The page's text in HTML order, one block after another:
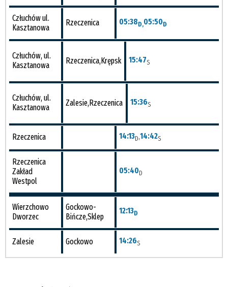
Człuchów ul.
Kasztanowa
Rzeczenica 05:38D,05:50D
Człuchów, ul.
Kasztanowa
Rzeczenica,Krępsk 15:47S
Człuchów, ul.
Kasztanowa
Zalesie,Rzeczenica 15:36S
Rzeczenica 14:13D,14:42S
Rzeczenica
Zakład
Westpol
05:40D
Wierzchowo
Dworzec
Gockowo-
Bińcze,Sklep
12:13D
Zalesie Gockowo 14:26S